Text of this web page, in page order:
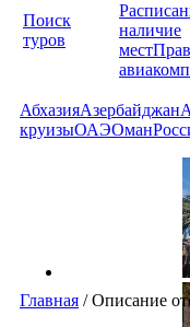
Поиск
туров
наличие
мест
АбхазияАзербайджан
круизыОАЭОман
Главная /Описание